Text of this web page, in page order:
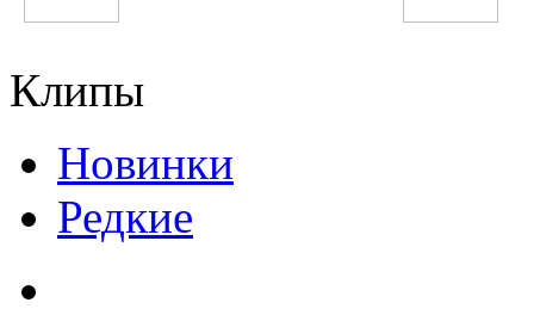
Клипы
Новинки
Редкие